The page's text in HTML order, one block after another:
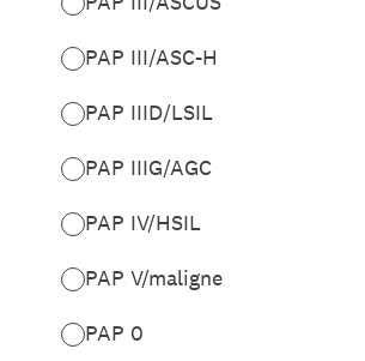
PAP III/ASC-H
PAP IIID/LSIL
PAP IIIG/AGC
PAP IV/HSIL
PAP V/maligne
PAP 0